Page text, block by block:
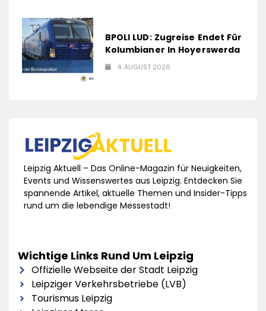
BPOLI LUD: Zugreise Endet Für
Kolumbianer In Hoyerswerda
4. AUGUST 2026
Leipzig Aktuell – Das Online-Magazin für Neuigkeiten,
Events und Wissenswertes aus Leipzig. Entdecken Sie
spannende Artikel, aktuelle Themen und Insider-Tipps
rund um die lebendige Messestadt!
Wichtige Links Rund Um Leipzig
Offizielle Webseite der Stadt Leipzig
Leipziger Verkehrsbetriebe (LVB)
Tourismus Leipzig